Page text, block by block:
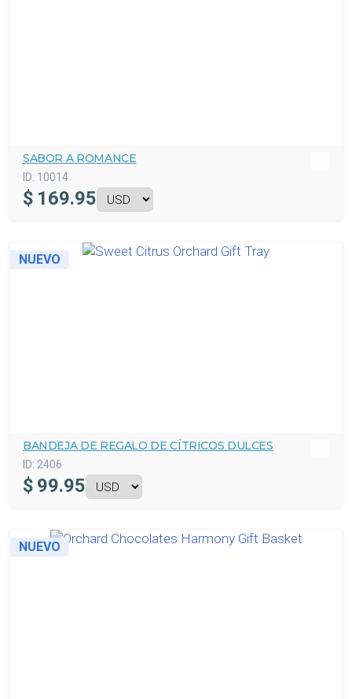
SABOR A ROMANCE
ID: 10014
$ 169.95
NUEVO
BANDEJA DE REGALO DE CÍTRICOS DULCES
ID: 2406
$ 99.95
NUEVO